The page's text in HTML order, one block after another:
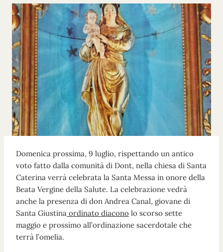
Domenica prossima, 9 luglio, rispettando un antico
voto fatto dalla comunità di Dont, nella chiesa di Santa
Caterina verrà celebrata la Santa Messa in onore della
Beata Vergine della Salute. La celebrazione vedrà
anche la presenza di don Andrea Canal, giovane di
Santa Giustina ordinato diacono lo scorso sette
maggio e prossimo all’ordinazione sacerdotale che
terrà l’omelia.